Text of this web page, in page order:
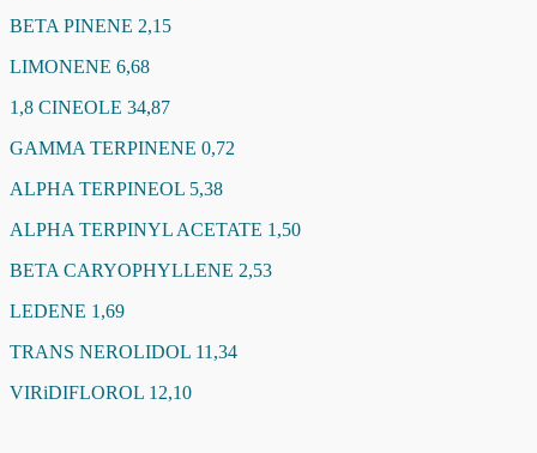
BETA PINENE 2,15
LIMONENE 6,68
1,8 CINEOLE 34,87
GAMMA TERPINENE 0,72
ALPHA TERPINEOL 5,38
ALPHA TERPINYL ACETATE 1,50
BETA CARYOPHYLLENE 2,53
LEDENE 1,69
TRANS NEROLIDOL 11,34
VIRiDIFLOROL 12,10